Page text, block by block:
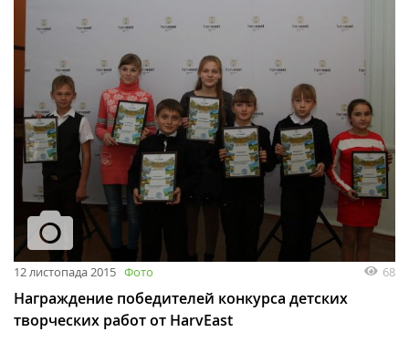
12 листопада 2015 Фото 68
Награждение победителей конкурса детских
творческих работ от HarvEast